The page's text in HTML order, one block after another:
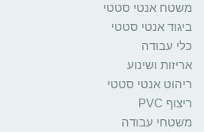
משטח אנטי סטטי
ביגוד אנטי סטטי
כלי עבודה
אריזות ושינוע
ריהוט אנטי סטטי
ריצוף PVC
משטחי עבודה